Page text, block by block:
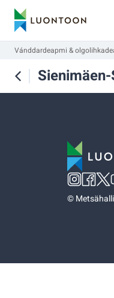
Vánddardeapmi &
©